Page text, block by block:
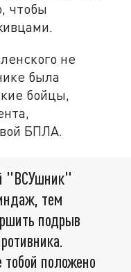
чтобы
не
была
бойцы,
БПЛА.
"ВСУшник"
тем
подрыв
тобой положено